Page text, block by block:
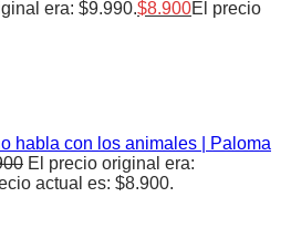
era: $9.990.$8.900El precio
habla con los animales | Paloma
El precio original era:
actual es: $8.900.